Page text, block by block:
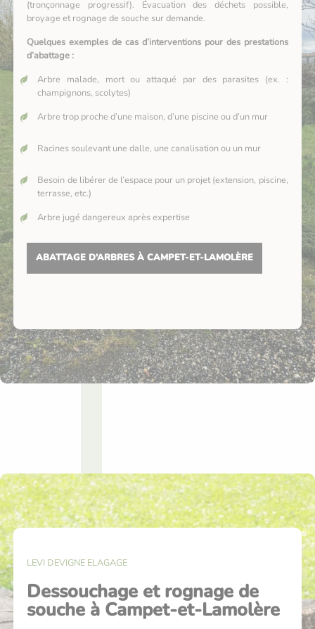
(tronçonnage progressif). Évacuation des déchets possible,
broyage et rognage de souche sur demande.
Quelques exemples de cas d’interventions pour des prestations
d’abattage :
Arbre malade, mort ou attaqué par des parasites (ex. :
champignons, scolytes)
Arbre trop proche d’une maison, d’une piscine ou d’un mur
Racines soulevant une dalle, une canalisation ou un mur
Besoin de libérer de l’espace pour un projet (extension, piscine,
terrasse, etc.)
Arbre jugé dangereux après expertise
ABATTAGE D’ARBRES À CAMPET-ET-LAMOLÈRE
LEVI DEVIGNE ELAGAGE
Dessouchage et rognage de
souche à Campet-et-Lamolère